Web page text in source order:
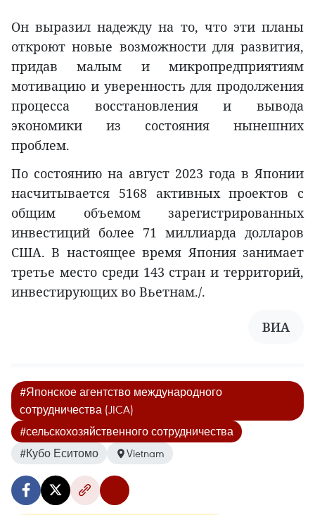
Он выразил надежду на то, что эти планы
откроют новые возможности для развития,
придав малым и микропредприятиям
мотивацию и уверенность для продолжения
процесса восстановления и вывода
экономики из состояния нынешних
проблем.
По состоянию на август 2023 года в Японии
насчитывается 5168 активных проектов с
общим объемом зарегистрированных
инвестиций более 71 миллиарда долларов
США. В настоящее время Япония занимает
третье место среди 143 стран и территорий,
инвестирующих во Вьетнам./.
ВИА
#Японское агентство международного
сотрудничества (JICA)
#сельскохозяйственного сотрудничества
#Кубо Еситомо
Vietnam